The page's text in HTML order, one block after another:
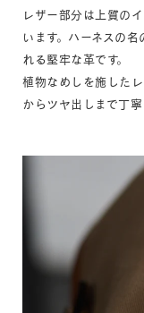
レザー部分は上質の
います。ハーネスの
れる堅牢な革です。
植物なめしを施した
からツヤ出しまで丁寧